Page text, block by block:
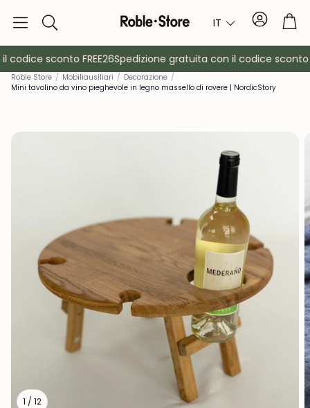
Ricerca IT Conto
Console
Armadietti
Appendiabiti Mobili
sconto FREE26Spedizione gratuita con il codice sconto
Roble Store / Mobiliausiliari / Decorazione /
Mini tavolino da vino pieghevole in legno massello di rovere | NordicStory
1 / 12